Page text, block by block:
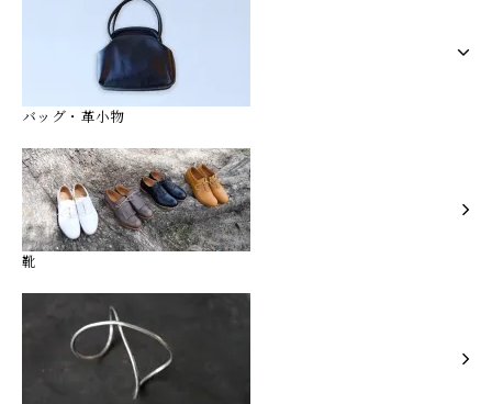
バッグ・革小物
靴